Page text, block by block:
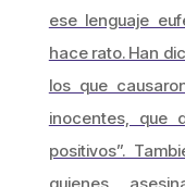
ese lenguaje
hace rato. Han
los que
inocentes, que
positivos”.